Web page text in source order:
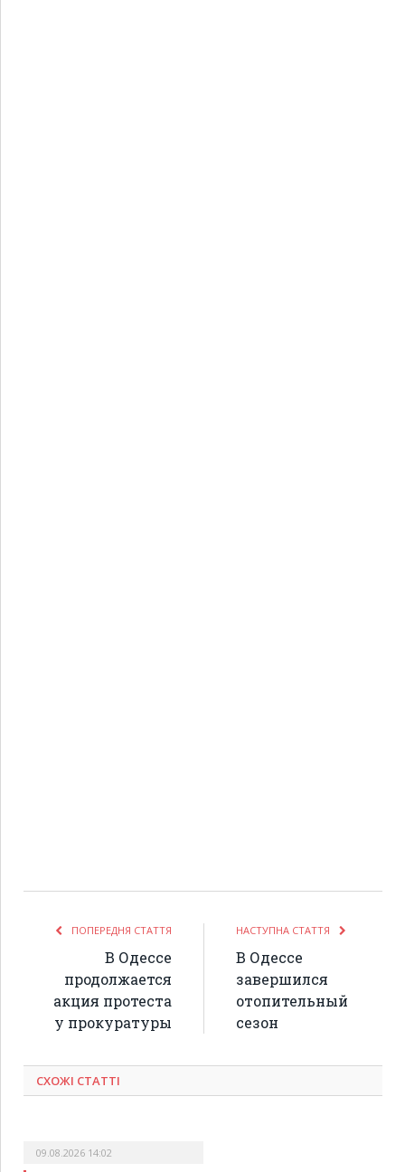
ПОПЕРЕДНЯ СТАТТЯ
В Одессе
продолжается
акция протеста
у прокуратуры
НАСТУПНА СТАТТЯ
В Одессе
завершился
отопительный
сезон
СХОЖІ СТАТТІ
09.08.2026 14:02